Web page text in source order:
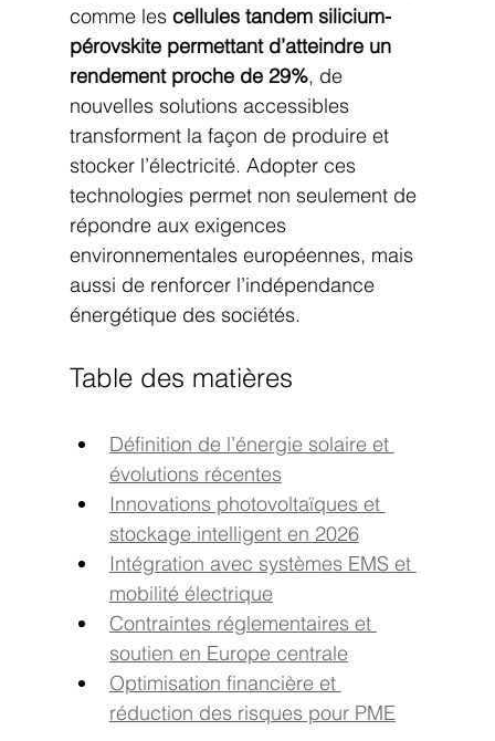
comme les cellules tandem silicium-
pérovskite permettant d’atteindre un
rendement proche de 29%, de
nouvelles solutions accessibles
transforment la façon de produire et
stocker l’électricité. Adopter ces
technologies permet non seulement de
répondre aux exigences
environnementales européennes, mais
aussi de renforcer l’indépendance
énergétique des sociétés.
Table des matières
Définition de l’énergie solaire et
évolutions récentes
Innovations photovoltaïques et
stockage intelligent en 2026
Intégration avec systèmes EMS et
mobilité électrique
Contraintes réglementaires et
soutien en Europe centrale
Optimisation financière et
réduction des risques pour PME